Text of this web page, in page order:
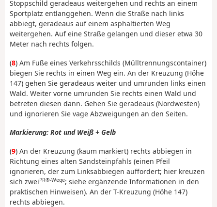
Stoppschild geradeaus weitergehen und rechts an einem
Sportplatz entlanggehen. Wenn die Straße nach links
abbiegt, geradeaus auf einem asphaltierten Weg
weitergehen. Auf eine Straße gelangen und dieser etwa 30
Meter nach rechts folgen.
(8) Am Fuße eines Verkehrsschilds (Mülltrennungscontainer)
biegen Sie rechts in einen Weg ein. An der Kreuzung (Höhe
147) gehen Sie geradeaus weiter und umrunden links einen
Wald. Weiter vorne umrunden Sie rechts einen Wald und
betreten diesen dann. Gehen Sie geradeaus (Nordwesten)
und ignorieren Sie vage Abzweigungen an den Seiten.
Markierung: Rot und Weiß + Gelb
(9) An der Kreuzung (kaum markiert) rechts abbiegen in
Richtung eines alten Sandsteinpfahls (einen Pfeil
ignorieren, der zum Linksabbiegen auffordert; hier kreuzen
sich zweiPR®-Wege; siehe ergänzende Informationen in den
praktischen Hinweisen). An der T-Kreuzung (Höhe 147)
rechts abbiegen.